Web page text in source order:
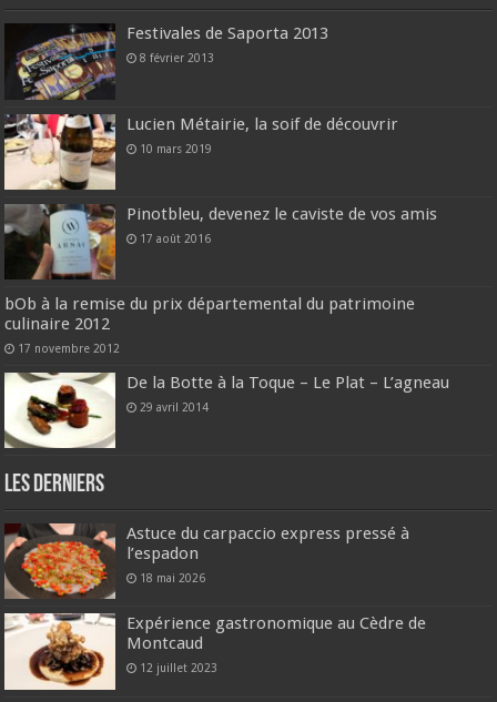
Festivales de Saporta 2013
8 février 2013
Lucien Métairie, la soif de découvrir
10 mars 2019
Pinotbleu, devenez le caviste de vos amis
17 août 2016
bOb à la remise du prix départemental du patrimoine
culinaire 2012
17 novembre 2012
De la Botte à la Toque – Le Plat – L’agneau
29 avril 2014
Les derniers
Astuce du carpaccio express pressé à
l’espadon
18 mai 2026
Expérience gastronomique au Cèdre de
Montcaud
12 juillet 2023